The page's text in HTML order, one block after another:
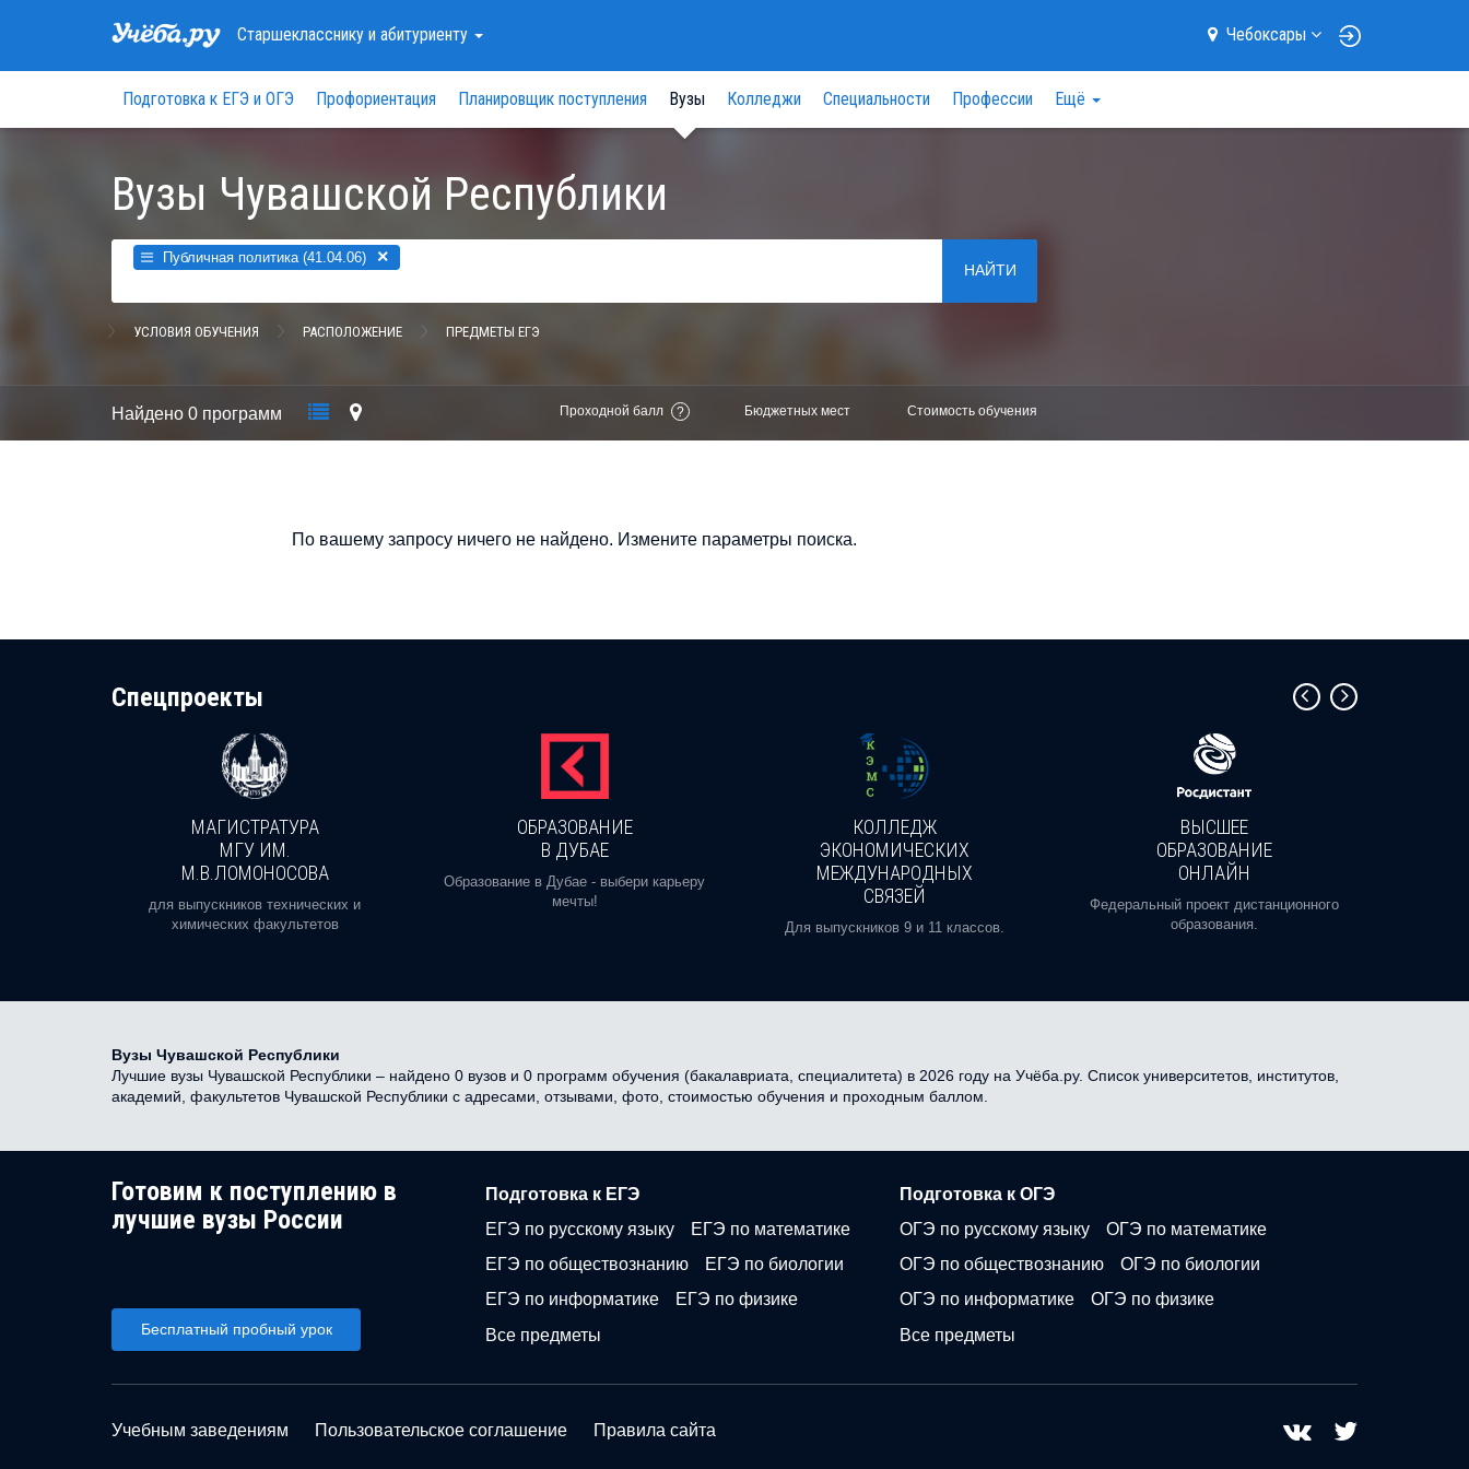
Старшеклассникуи абитуриенту Чебоксары
Подготовка к ЕГЭ и ОГЭ Профориентация Планировщик поступления Вузы Колледжи Специальности Профессии Ещё
Вузы Чувашской Республики
Публичная политика (41.04.06) ×
НАЙТИ
УСЛОВИЯ ОБУЧЕНИЯ РАСПОЛОЖЕНИЕ ПРЕДМЕТЫ ЕГЭ
Найдено 0 программ Проходной балл ? Бюджетных мест Стоимость обучения
По вашему запросу ничего не найдено. Измените параметры поиска.
Cпецпроекты
МАГИСТРАТУРА
МГУ ИМ.
М.В.ЛОМОНОСОВА
для выпускников технических и
химических факультетов
ОБРАЗОВАНИЕ
В ДУБАЕ
Образование в Дубае - выбери карьеру
мечты!
КОЛЛЕДЖ
ЭКОНОМИЧЕСКИХ
МЕЖДУНАРОДНЫХ
СВЯЗЕЙ
Для выпускников 9 и 11 классов.
ВЫСШЕЕ
ОБРАЗОВАНИЕ
ОНЛАЙН
Федеральный проект дистанционного
образования.
Вузы Чувашской Республики
Лучшие вузы Чувашской Республики – найдено 0 вузов и 0 программ обучения (бакалавриата, специалитета) в 2026 году на Учёба.ру. Список университетов, институтов,
академий, факультетов Чувашской Республики с адресами, отзывами, фото, стоимостью обучения и проходным баллом.
Готовим к поступлению в
лучшие вузы России
Бесплатный пробный урок
Подготовка к ЕГЭ
ЕГЭ по русскому языку
ЕГЭ по математике
ЕГЭ по обществознанию
ЕГЭ по биологии
ЕГЭ по информатике
ЕГЭ по физике
Все предметы
Подготовка к ОГЭ
ОГЭ по русскому языку
ОГЭ по математике
ОГЭ по обществознанию
ОГЭ по биологии
ОГЭ по информатике
ОГЭ по физике
Все предметы
Учебным заведениям Пользовательское соглашение Правила сайта